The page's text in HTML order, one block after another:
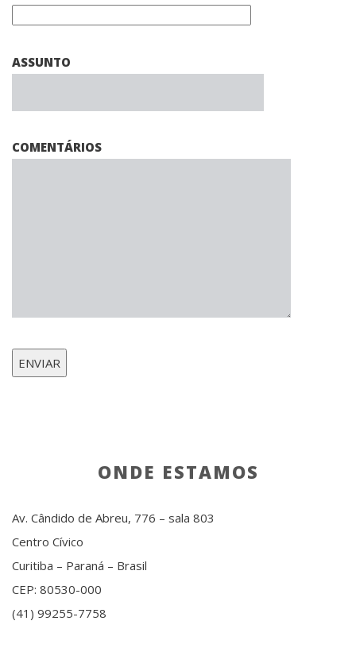
ASSUNTO
COMENTÁRIOS
ONDE ESTAMOS
Av. Cândido de Abreu, 776 – sala 803
Centro Cívico
Curitiba – Paraná – Brasil
CEP: 80530-000
(41) 99255-7758